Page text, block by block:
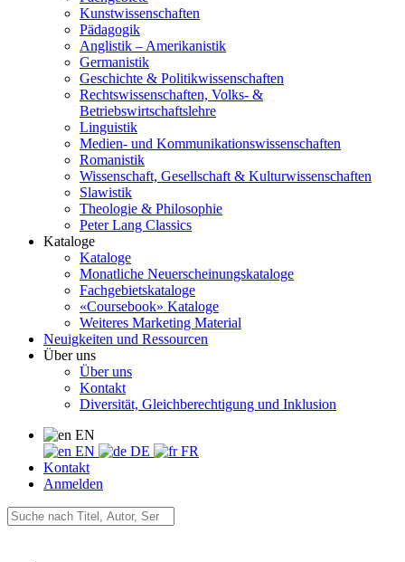
Kunstwissenschaften
Pädagogik
Anglistik – Amerikanistik
Germanistik
Geschichte & Politikwissenschaften
Rechtswissenschaften, Volks- &
Betriebswirtschaftslehre
Linguistik
Medien- und Kommunikationswissenschaften
Romanistik
Wissenschaft, Gesellschaft & Kulturwissenschaften
Slawistik
Theologie & Philosophie
Peter Lang Classics
Kataloge
Kataloge
Monatliche Neuerscheinungskataloge
Fachgebietskataloge
«Coursebook» Kataloge
Weiteres Marketing Material
Neuigkeiten und Ressourcen
Über uns
Über uns
Kontakt
Diversität, Gleichberechtigung und Inklusion
EN
EN
DE
FR
Kontakt
Anmelden